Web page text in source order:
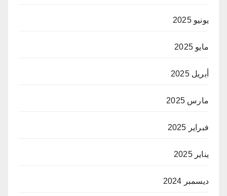
يونيو 2025
مايو 2025
أبريل 2025
مارس 2025
فبراير 2025
يناير 2025
ديسمبر 2024